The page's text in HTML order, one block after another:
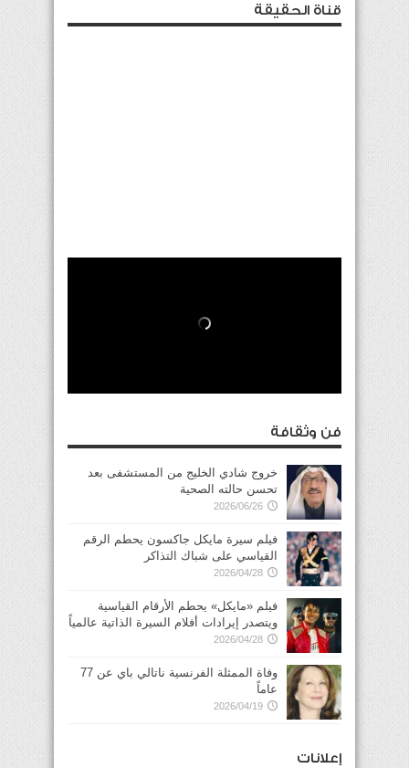
قناة الحقيقة
فن وثقافة
خروج شادي الخليج من المستشفى بعد
تحسن حالته الصحية
2026/06/26
فيلم سيرة مايكل جاكسون يحطم الرقم
القياسي على شباك التذاكر
2026/04/28
فيلم «مايكل» يحطم الأرقام القياسية
ويتصدر إيرادات أفلام السيرة الذاتية عالمياً
2026/04/28
وفاة الممثلة الفرنسية ناتالي باي عن 77
عاماً
2026/04/19
إعلانات